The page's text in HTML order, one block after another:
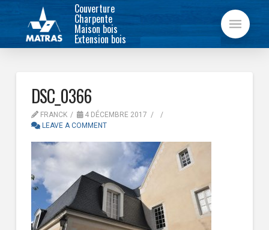
Couverture
Charpente
Maison bois
Extension bois
DSC_0366
FRANCK
4 DÉCEMBRE 2017
LEAVE A COMMENT